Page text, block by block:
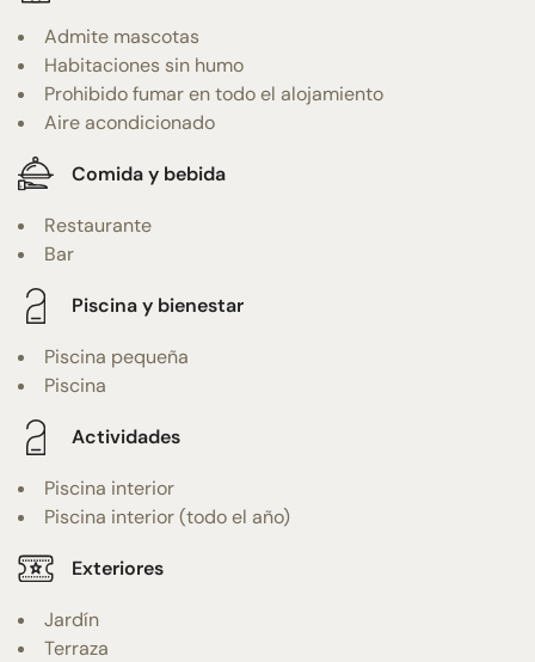
Admite mascotas
Habitaciones sin humo
Prohibido fumar en todo el alojamiento
Aire acondicionado
Comida y bebida
Restaurante
Bar
Piscina y bienestar
Piscina pequeña
Piscina
Actividades
Piscina interior
Piscina interior (todo el año)
Exteriores
Jardín
Terraza